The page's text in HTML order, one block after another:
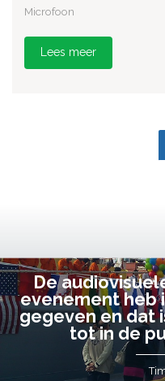
Microfoon
Lees meer
De
evenement heb
gegeven en dat
tot in de